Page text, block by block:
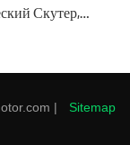
Скутер,
|
Sitemap